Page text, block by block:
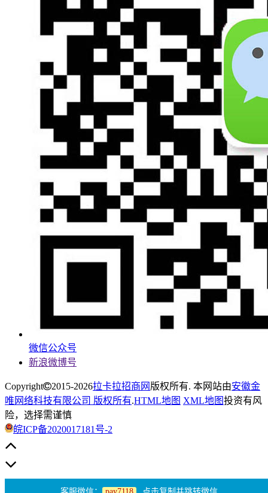
微信公众号
新浪微博号
Copyright 2015-2026拉卡拉招商网 版权所有. 本网站由安徽金
唯网络科技有限公司 版权所有.HTML地图 XML地图投资有风
险，选择需谨慎
皖ICP备2020017181号-2